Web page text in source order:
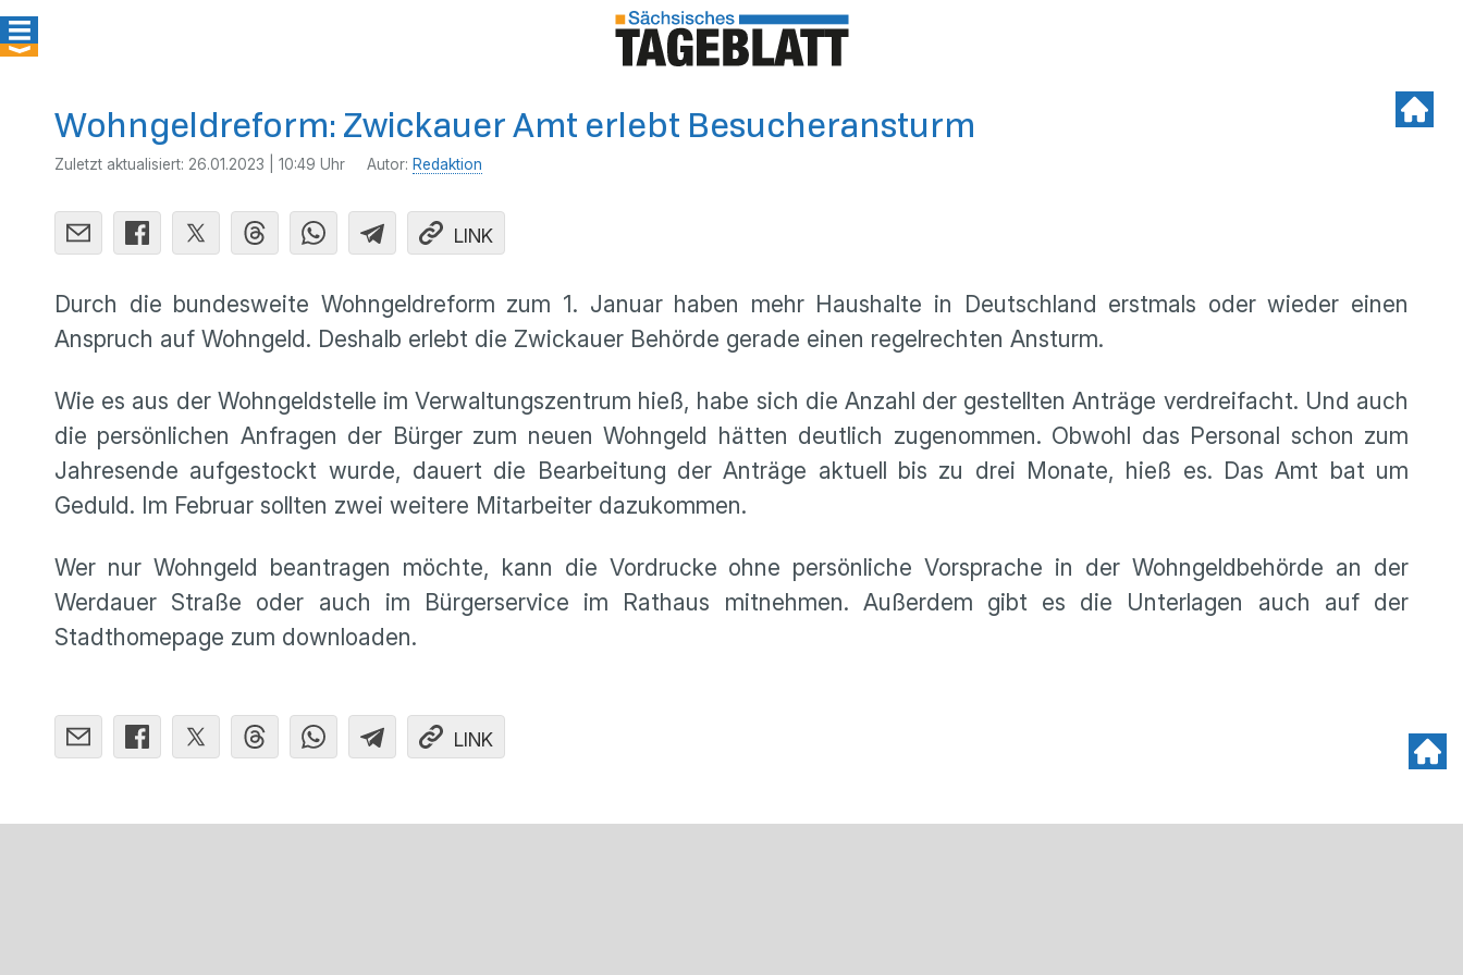
Wohngeldreform: Zwickauer Amt erlebt Besucheransturm
Zuletzt aktualisiert: 26.01.2023 | 10:49 Uhr Autor: Redaktion
LINK
Durch die bundesweite Wohngeldreform zum 1. Januar haben mehr Haushalte in Deutschland erstmals oder wieder einen
Anspruch auf Wohngeld. Deshalb erlebt die Zwickauer Behörde gerade einen regelrechten Ansturm.
Wie es aus der Wohngeldstelle im Verwaltungszentrum hieß, habe sich die Anzahl der gestellten Anträge verdreifacht. Und auch
die persönlichen Anfragen der Bürger zum neuen Wohngeld hätten deutlich zugenommen. Obwohl das Personal schon zum
Jahresende aufgestockt wurde, dauert die Bearbeitung der Anträge aktuell bis zu drei Monate, hieß es. Das Amt bat um
Geduld. Im Februar sollten zwei weitere Mitarbeiter dazukommen.
Wer nur Wohngeld beantragen möchte, kann die Vordrucke ohne persönliche Vorsprache in der Wohngeldbehörde an der
Werdauer Straße oder auch im Bürgerservice im Rathaus mitnehmen. Außerdem gibt es die Unterlagen auch auf der
Stadthomepage zum downloaden.
LINK